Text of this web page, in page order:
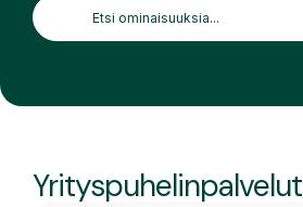
Yrityspuhelinpalvelut